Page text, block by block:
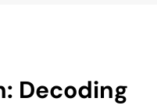
Decoding